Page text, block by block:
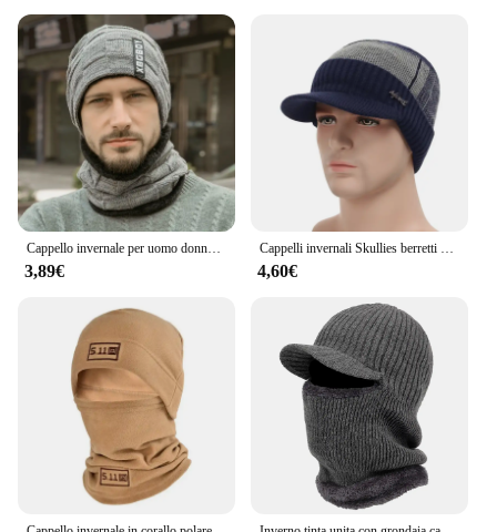
Cappello invernale per uomo donna Pullover cappello sciarpa vestito più velluto foderato in pile bambini spesso caldo berretto cappello lavorato a maglia maschile Caps
3,89€
Cappelli invernali Skullies berretti cappello uomo berretti invernali per donna sciarpa di lana berretti passamontagna maschera Gorras cappello lavorato a maglia
4,60€